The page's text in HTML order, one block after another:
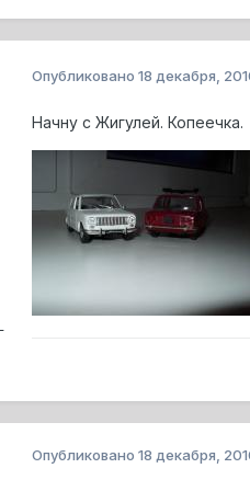
Опубликовано 18 декабря,
Начну с Жигулей. Копеечка.
Опубликовано 18 декабря,